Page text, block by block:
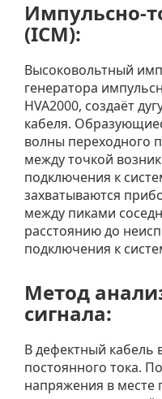
Импульсно-
(ICM):
Высоковольтный
генератора
HVA2000, создаёт
кабеля.
волны переходного
между точкой
подключения к
захватываются
между пиками
расстоянию до
подключения к
Метод
сигнала:
В дефектный кабель
постоянного тока.
напряжения в месте